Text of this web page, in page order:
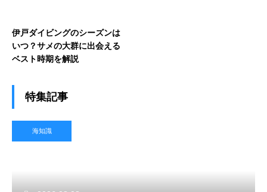
伊戸ダイビングのシーズンは
いつ？サメの大群に出会える
ベスト時期を解説
特集記事
海知識